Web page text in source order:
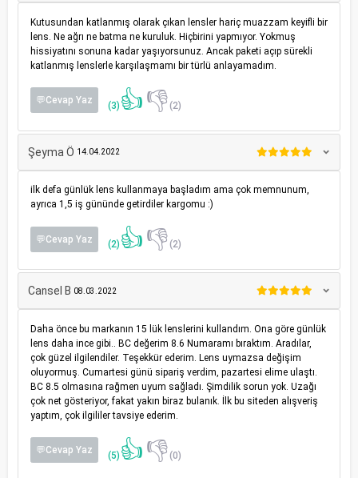
Kutusundan katlanmış olarak çıkan lensler hariç muazzam keyifli bir
lens. Ne ağrı ne batma ne kuruluk. Hiçbirini yapmıyor. Yokmuş
hissiyatını sonuna kadar yaşıyorsunuz. Ancak paketi açıp sürekli
katlanmış lenslerle karşılaşmamı bir türlü anlayamadım.
💬Cevap Yaz (3) 👍👎(2)
Şeyma Ö 14.04.2022
ilk defa günlük lens kullanmaya başladım ama çok memnunum,
ayrıca 1,5 iş gününde getirdiler kargomu :)
💬Cevap Yaz (2) 👍👎(2)
Cansel B 08.03.2022
Daha önce bu markanın 15 lük lenslerini kullandım. Ona göre günlük
lens daha ince gibi.. BC değerim 8.6 Numaramı bıraktım. Aradılar,
çok güzel ilgilendiler. Teşekkür ederim. Lens uymazsa değişim
oluyormuş. Cumartesi günü sipariş verdim, pazartesi elime ulaştı.
BC 8.5 olmasına rağmen uyum sağladı. Şimdilik sorun yok. Uzağı
çok net gösteriyor, fakat yakın biraz bulanık. İlk bu siteden alışveriş
yaptım, çok ilgililer tavsiye ederim.
💬Cevap Yaz (5) 👍👎(0)